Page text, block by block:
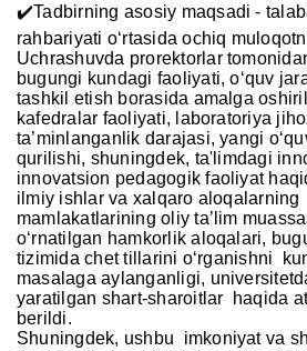
✔️Tadbirning asosiy maqsadi -
rahbariyati o‘rtasida ochiq
Uchrashuvda prorektorlar
bugungi kundagi faoliyati, o‘quv
tashkil etish borasida amalga
kafedralar faoliyati, laboratoriya
ta’minlanganlik darajasi, yangi
qurilishi, shuningdek, ta'limdagi
innovatsion pedagogik faoliyat
ilmiy ishlar va xalqaro
mamlakatlarining oliy taʼlim
o‘rnatilgan hamkorlik aloqalari,
tizimida chet tillarini o‘rganishni
masalaga aylanganligi,
yaratilgan shart-sharoitlar haqida
berildi.
Shuningdek, ushbu imkoniyat va